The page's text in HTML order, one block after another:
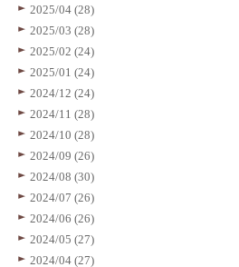
2025/04 (28)
2025/03 (28)
2025/02 (24)
2025/01 (24)
2024/12 (24)
2024/11 (28)
2024/10 (28)
2024/09 (26)
2024/08 (30)
2024/07 (26)
2024/06 (26)
2024/05 (27)
2024/04 (27)